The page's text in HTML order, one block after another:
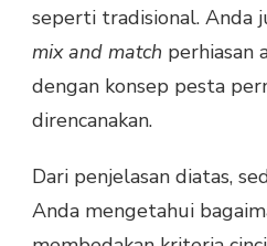
seperti tradisional. Anda
mix and match perhiasan
dengan konsep pesta
direncanakan.
Dari penjelasan diatas,
Anda mengetahui